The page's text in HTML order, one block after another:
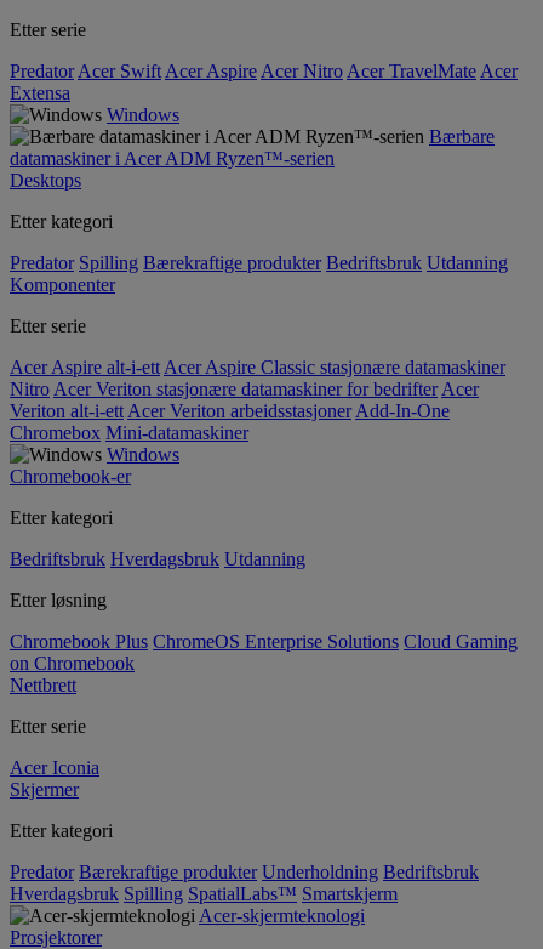
Etter serie
Predator Acer Swift Acer Aspire Acer Nitro Acer TravelMate Acer
Extensa
Windows
Bærbare
datamaskiner i Acer ADM Ryzen™-serien
Desktops
Etter kategori
Predator Spilling Bærekraftige produkter Bedriftsbruk Utdanning
Komponenter
Etter serie
Acer Aspire alt-i-ett Acer Aspire Classic stasjonære datamaskiner
Nitro Acer Veriton stasjonære datamaskiner for bedrifter Acer
Veriton alt-i-ett Acer Veriton arbeidsstasjoner Add-In-One
Chromebox Mini-datamaskiner
Windows
Chromebook-er
Etter kategori
Bedriftsbruk Hverdagsbruk Utdanning
Etter løsning
Chromebook Plus ChromeOS Enterprise Solutions Cloud Gaming
on Chromebook
Nettbrett
Etter serie
Acer Iconia
Skjermer
Etter kategori
Predator Bærekraftige produkter Underholdning Bedriftsbruk
Hverdagsbruk Spilling SpatialLabs™ Smartskjerm
Acer-skjermteknologi
Prosjektorer